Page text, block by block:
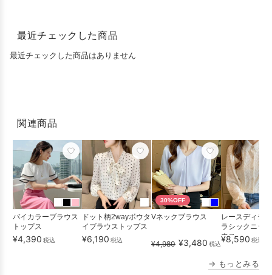
最近チェックした商品
最近チェックした商品はありません
関連商品
バイカラーブラウス
トップス
¥4,390 税込
ドット柄2wayボウタ
イブラウストップス
¥6,190 税込
30%OFF
Vネックブラウス
¥4,980 ¥3,480 税込
レースディテ
ラシックニッ
ウス
¥8,590 税込
→ もっとみる